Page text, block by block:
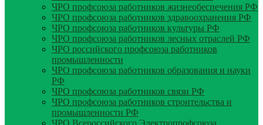
ЧРО профсоюза работников жизнеобеспечения РФ
ЧРО профсоюза работников здравоохранения РФ
ЧРО профсоюза работников культуры РФ
ЧРО профсоюза работников лесных отраслей РФ
ЧРО российского профсоюза работников
промышленности
ЧРО профсоюза работников образования и науки
РФ
ЧРО профсоюза работников связи РФ
ЧРО профсоюза работников строительства и
промышленности РФ
ЧРО Всероссийского Электропрофсоюза